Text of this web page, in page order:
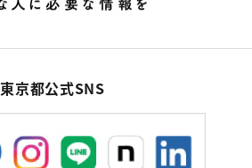
東京都公式SNS